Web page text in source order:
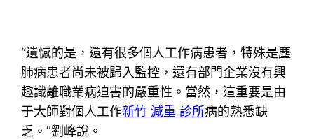
“遺憾的是，還有很多個人工作病患者，特殊是塵
肺病患者尚未被歸入監控，還有部門企業沒有興
趣識離職業病迫害的嚴重性。當然，這重要是由
于大師對個人工作新竹 減重 診所病的熟悉缺
乏。”劉峰說。